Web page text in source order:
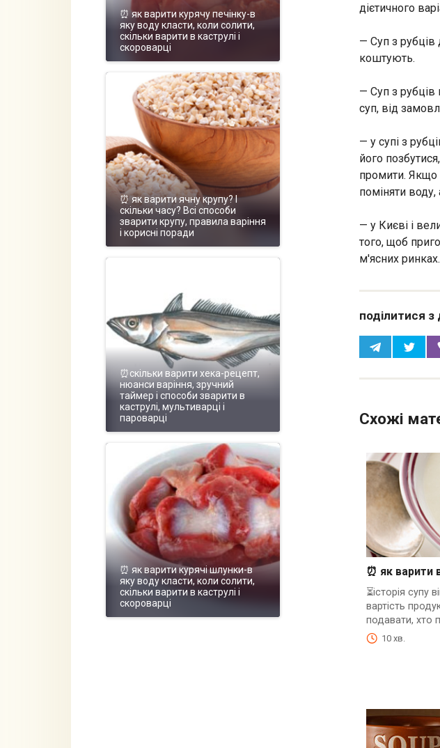
дієтичного
— Суп з рубців
коштують.
— Суп з рубців
суп, від
— у супі з
його
промити. Якщо
поміняти
— у Києві і
того, щоб
м'ясних ринках.
поділитися з
Схожі
⏰ як варити
⏳історія супу
вартість
подавати, хто
10 хв.
⏰ як варити курячу печінку-в
яку воду класти, коли солити,
скільки варити в каструлі і
скороварці
⏰ як варити ячну крупу? І
скільки часу? Всі способи
зварити крупу, правила варіння
і корисні поради
⏰скільки варити хека-рецепт,
нюанси варіння, зручний
таймер і способи зварити в
каструлі, мультиварці і
пароварці
⏰ як варити курячі шлунки-в
яку воду класти, коли солити,
скільки варити в каструлі і
скороварці